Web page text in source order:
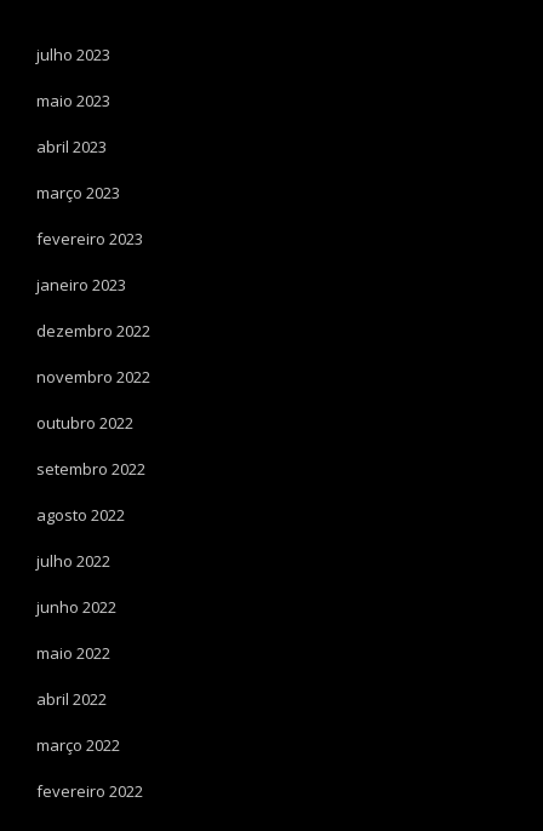
julho 2023
maio 2023
abril 2023
março 2023
fevereiro 2023
janeiro 2023
dezembro 2022
novembro 2022
outubro 2022
setembro 2022
agosto 2022
julho 2022
junho 2022
maio 2022
abril 2022
março 2022
fevereiro 2022